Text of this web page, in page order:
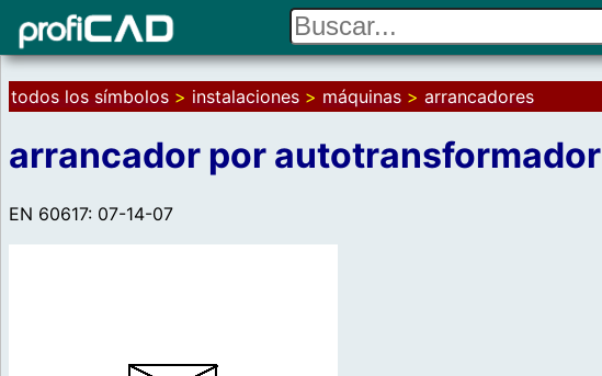
todos los símbolos > instalaciones > máquinas > arrancadores
arrancador por autotransformador
EN 60617: 07-14-07